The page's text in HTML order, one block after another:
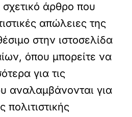
άρθρο που
απώλειες της
στην ιστοσελίδα
όπου μπορείτε να
για τις
αναλαμβάνονται για
πολιτιστικής